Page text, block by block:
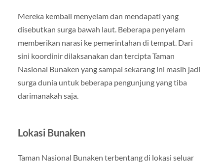
Mereka kembali menyelam dan mendapati yang
disebutkan surga bawah laut. Beberapa penyelam
memberikan narasi ke pemerintahan di tempat. Dari
sini koordinir dilaksanakan dan tercipta Taman
Nasional Bunaken yang sampai sekarang ini masih jadi
surga dunia untuk beberapa pengunjung yang tiba
darimanakah saja.
Lokasi Bunaken
Taman Nasional Bunaken terbentang di lokasi seluar